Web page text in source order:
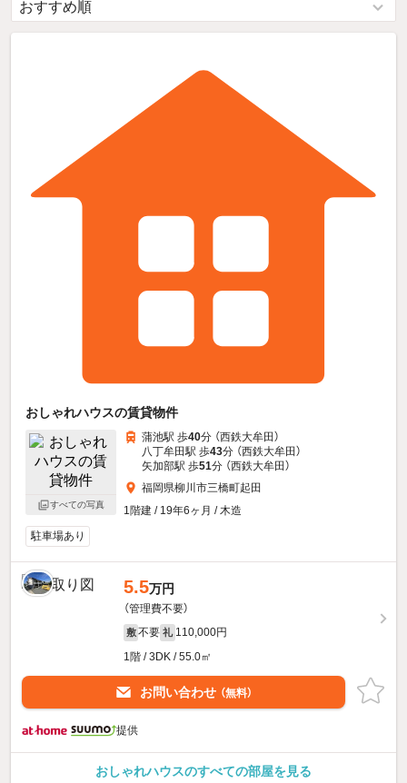
おしゃれハウスの賃貸物件
すべての写真
蒲池駅 歩40分 （西鉄大牟田）
八丁牟田駅 歩43分 （西鉄大牟田）
矢加部駅 歩51分 （西鉄大牟田）
福岡県柳川市三橋町起田
1階建 / 19年6ヶ月 / 木造
駐車場あり
5.5万円
（管理費不要）
敷 不要 礼 110,000円
1階 / 3DK / 55.0㎡
お問い合わせ （無料）
提供
おしゃれハウスのすべての部屋を見る